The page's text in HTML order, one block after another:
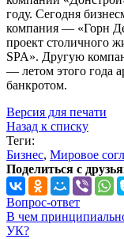
году. Сегодня
компания — «Горн
проект столичного
SPA». Другую
— летом этого года
банкротом.
Версия для печати
Назад к списку
Теги:
Бизнес, Мировое
Поделиться с
Вопрос-ответ
В чем
УК?